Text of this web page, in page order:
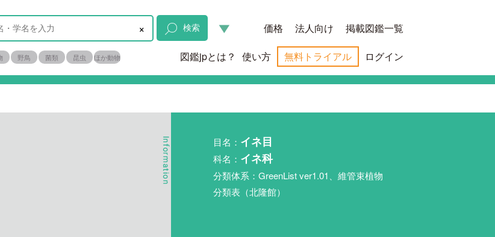
× 検索
野鳥 菌類 昆虫 ほか動物
価格 法人向け 掲載図鑑一覧
図鑑jpとは？ 使い方 無料トライアル ログイン
目名： イネ目
科名： イネ科
分類体系：GreenList ver1.01、維管束植物
分類表（北隆館）